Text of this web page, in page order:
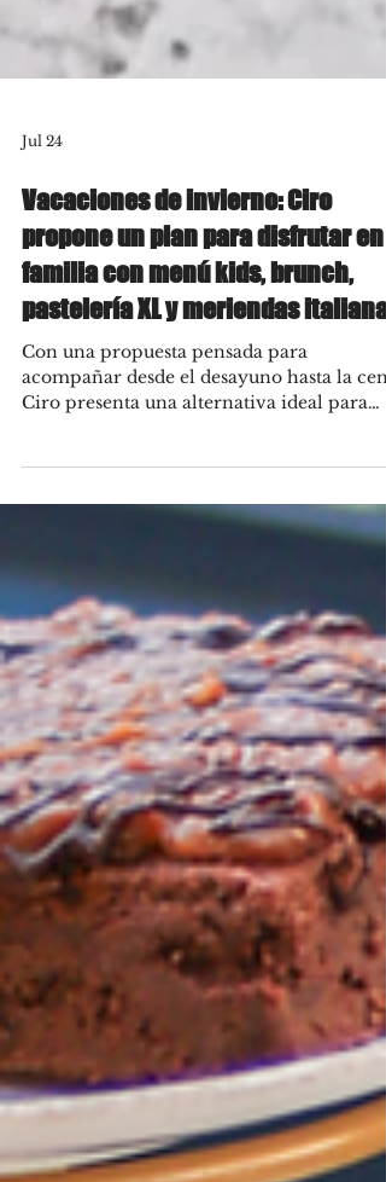
Jul 24
Vacaciones de invierno: Ciro
propone un plan para disfrutar en
familia con menú kids, brunch,
pastelería XL y meriendas italianas
Con una propuesta pensada para
de invierno. Sus locales de Palermo y
Puerto Madero reúnen una carta de
opciones para grandes y chicos, con
espacios amplios, una oferta gastronómica
variada y preparaciones artesanales que
permiten resolver desde un almuerzo
familiar hasta una merienda después de
tarde de paseo.